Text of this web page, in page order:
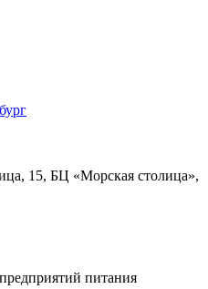
15, БЦ «Морская столица»,
питания